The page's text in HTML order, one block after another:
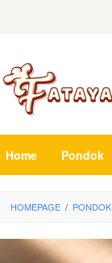
Home Pondok
HOMEPAGE / PONDOK